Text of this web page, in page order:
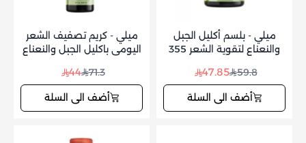
ميلي - بلسم أكليل الجبل
والنعناع لتقوية الشعر 355
59.8
47.85
أضف الى السلة
ميلي - كريم تصفيف الشعر
اليومي باكليل الجبل والنعناع
71.3
44
أضف الى السلة